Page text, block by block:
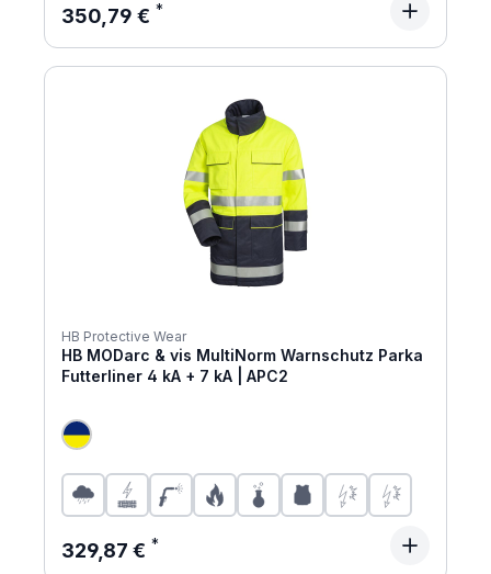
Regulärer Preis:
350,79 €
HB Protective Wear
HB MODarc & vis MultiNorm Warnschutz Parka
Futterliner 4 kA + 7 kA | APC2
Regulärer Preis:
329,87 €